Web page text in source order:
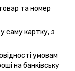
та номер
саму картку, з
умовам
на банківську